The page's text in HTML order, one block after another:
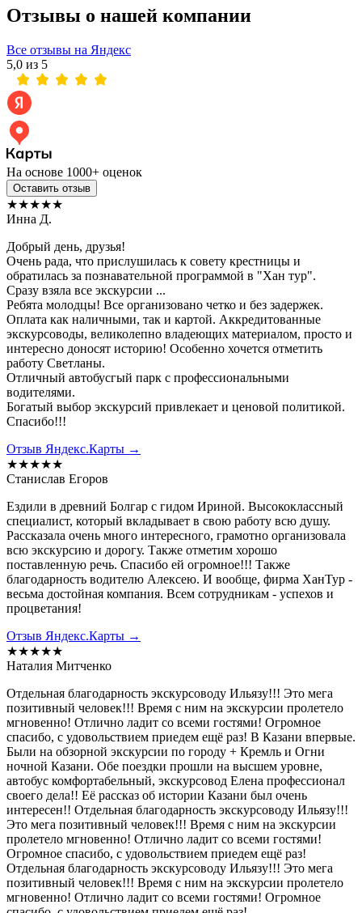
Отзывы о нашей компании
Все отзывы на Яндекс
5,0 из 5
На основе 1000+ оценок
Оставить отзыв
★★★★★
Инна Д.
Добрый день, друзья!
Очень рада, что прислушилась к совету крестницы и
обратилась за познавательной программой в "Хан тур".
Сразу взяла все экскурсии ...
Ребята молодцы! Все организовано четко и без задержек.
Оплата как наличными, так и картой. Аккредитованные
экскурсоводы, великолепно владеющих материалом, просто и
интересно доносят историю! Особенно хочется отметить
работу Светланы.
Отличный автобусгый парк с профессиональными
водителями.
Богатый выбор экскурсий привлекает и ценовой политикой.
Спасибо!!!
Отзыв Яндекс.Карты →
★★★★★
Станислав Егоров
Ездили в древний Болгар с гидом Ириной. Высококлассный
специалист, который вкладывает в свою работу всю душу.
Рассказала очень много интересного, грамотно организовала
всю экскурсию и дорогу. Также отметим хорошо
поставленную речь. Спасибо ей огромное!!! Также
благодарность водителю Алексею. И вообще, фирма ХанТур -
весьма достойная компания. Всем сотрудникам - успехов и
процветания!
Отзыв Яндекс.Карты →
★★★★★
Наталия Митченко
Отдельная благодарность экскурсоводу Ильязу!!! Это мега
позитивный человек!!! Время с ним на экскурсии пролетело
мгновенно! Отлично ладит со всеми гостями! Огромное
спасибо, с удовольствием приедем ещё раз! В Казани впервые.
Были на обзорной экскурсии по городу + Кремль и Огни
ночной Казани. Обе поездки прошли на высшем уровне,
автобус комфортабельный, экскурсовод Елена профессионал
своего дела!! Её рассказ об истории Казани был очень
интересен!! Отдельная благодарность экскурсоводу Ильязу!!!
Это мега позитивный человек!!! Время с ним на экскурсии
пролетело мгновенно! Отлично ладит со всеми гостями!
Огромное спасибо, с удовольствием приедем ещё раз!
Отдельная благодарность экскурсоводу Ильязу!!! Это мега
позитивный человек!!! Время с ним на экскурсии пролетело
мгновенно! Отлично ладит со всеми гостями! Огромное